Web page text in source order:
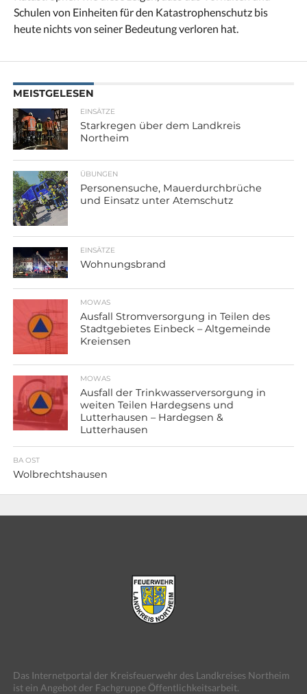
Schulen von Einheiten für den Katastrophenschutz bis
heute nichts von seiner Bedeutung verloren hat.
MEISTGELESEN
EINSÄTZE
Starkregen über dem Landkreis
Northeim
ÜBUNGEN
Personensuche, Mauerdurchbrüche
und Einsatz unter Atemschutz
EINSÄTZE
Wohnungsbrand
MOWAS
Ausfall Stromversorgung in Teilen des
Stadtgebietes Einbeck – Altgemeinde
Kreiensen
MOWAS
Ausfall der Trinkwasserversorgung in
weiten Teilen Hardegsens und
Lutterhausen – Hardegsen &
Lutterhausen
BA OST
Wolbrechtshausen
Das Internetportal der Kreisfeuerwehr des Landkreises Northeim
ist ein Angebot der Fachgruppe Öffentlichkeitsarbeit.